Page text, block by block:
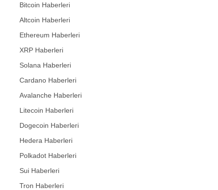
Bitcoin Haberleri
Altcoin Haberleri
Ethereum Haberleri
XRP Haberleri
Solana Haberleri
Cardano Haberleri
Avalanche Haberleri
Litecoin Haberleri
Dogecoin Haberleri
Hedera Haberleri
Polkadot Haberleri
Sui Haberleri
Tron Haberleri